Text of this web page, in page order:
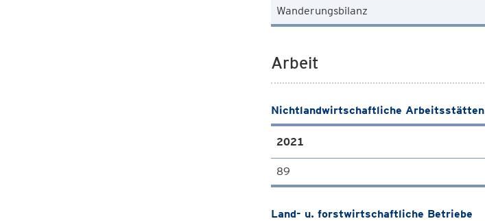
Wanderungsbilanz
Arbeit
Nichtlandwirtschaftliche Arbeitsstätten
2021
89
Land- u. forstwirtschaftliche Betriebe